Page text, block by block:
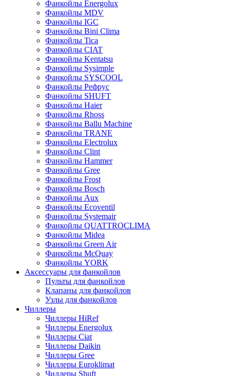
Фанкойлы Energolux
Фанкойлы MDV
Фанкойлы IGC
Фанкойлы Bini Clima
Фанкойлы Tica
Фанкойлы CIAT
Фанкойлы Kentatsu
Фанкойлы Sysimple
Фанкойлы SYSCOOL
Фанкойлы Рефрус
Фанкойлы SHUFT
Фанкойлы Haier
Фанкойлы Rhoss
Фанкойлы Ballu Machine
Фанкойлы TRANE
Фанкойлы Electrolux
Фанкойлы Clint
Фанкойлы Hammer
Фанкойлы Gree
Фанкойлы Frost
Фанкойлы Bosch
Фанкойлы Aux
Фанкойлы Ecoventil
Фанкойлы Systemair
Фанкойлы QUATTROCLIMA
Фанкойлы Midea
Фанкойлы Green Air
Фанкойлы McQuay
Фанкойлы YORK
Аксессуары для фанкойлов
Пульты для фанкойлов
Клапаны для фанкойлов
Узлы для фанкойлов
Чиллеры
Чиллеры HiRef
Чиллеры Energolux
Чиллеры Ciat
Чиллеры Daikin
Чиллеры Gree
Чиллеры Euroklimat
Чиллеры Shuft